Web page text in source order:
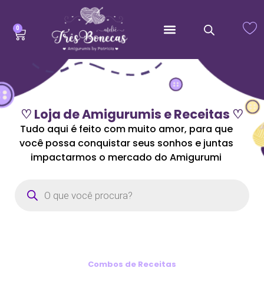
0
♡ Loja de Amigurumis e Receitas ♡
Tudo aqui é feito com muito amor, para que
você possa conquistar seus sonhos e juntas
impactarmos o mercado do Amigurumi
Combos de Receitas